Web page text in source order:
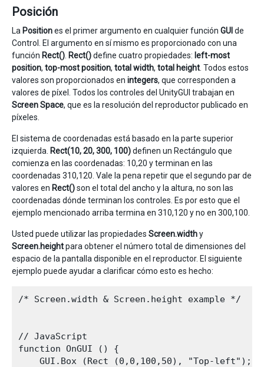
Posición
La Positiones el primer argumento en cualquier función GUI de
Control. El argumento en sí mismo es proporcionado con una
función Rect() Rect()define cuatro propiedades: left-most
position, top-most position, total width, total height . Todos estos
valores son proporcionados en integers, que corresponden a
valores de píxel. Todos los controles del UnityGUI trabajan en
Screen Space, que es la resolución del reproductor publicado en
píxeles.
El sistema de coordenadas está basado en la parte superior
izquierda. Rect(10, 20, 300, 100)definen un Rectángulo que
comienza en las coordenadas: 10,20 y terminan en las
coordenadas 310,120. Vale la pena repetir que el segundo par de
valores en Rect()son el total del ancho y la altura, no son las
coordenadas dónde terminan los controles. Es por esto que el
ejemplo mencionado arriba termina en 310,120 y no en 300,100.
Usted puede utilizar las propiedades Screen.widthy
Screen.heightpara obtener el número total de dimensiones del
espacio de la pantalla disponible en el reproductor. El siguiente
ejemplo puede ayudar a clarificar cómo esto es hecho:
/* Screen.width & Screen.height example */
// JavaScript
function OnGUI () {
    GUI.Box (Rect (0,0,100,50), "Top-left");